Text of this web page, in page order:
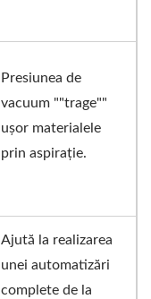
Presiunea de
vacuum ""trage""
ușor materialele
prin aspirație.
Ajută la realizarea
unei automatizări
complete de la